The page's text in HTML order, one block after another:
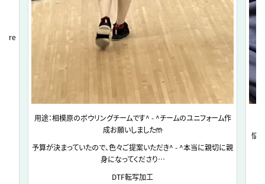
用途：相模原のボウリングチームです^ - ^チームのユニフォーム作
成お願いしました🤲
予算が決まっていたので、色々ご提案いただき^ - ^本当に親切に親
身になってくださり…
DTF転写加工
悩